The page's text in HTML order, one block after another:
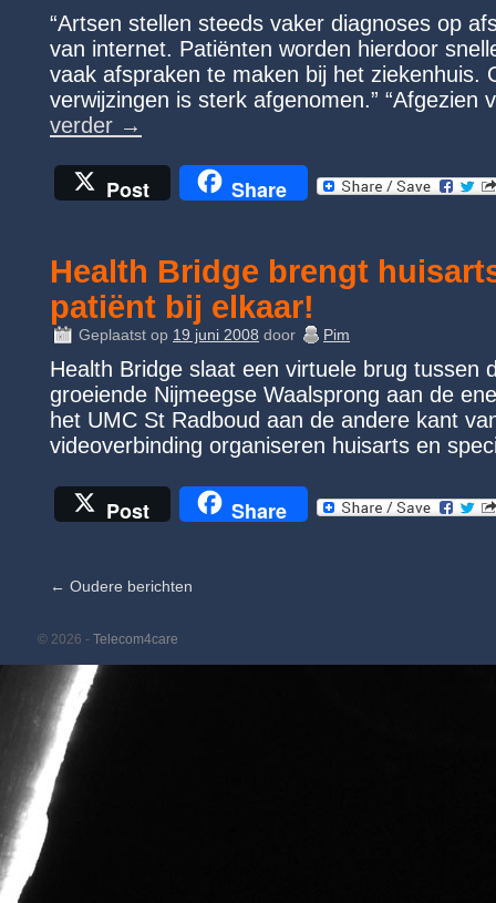
“Artsen stellen steeds vaker diagnoses op
van internet. Patiënten worden hierdoor
vaak afspraken te maken bij het ziekenhuis.
verwijzingen is sterk afgenomen.”
verder →
Post Share
Health Bridge brengt
patiënt bij elkaar!
Geplaatst op 19 juni 2008 door Pim
Health Bridge slaat een virtuele brug tussen
groeiende Nijmeegse Waalsprong aan de
het UMC St Radboud aan de andere kant
videoverbinding organiseren huisarts en
Post Share
← Oudere berichten
© 2026 - Telecom4care